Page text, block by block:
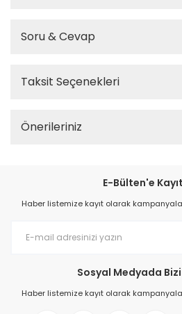
Soru & Cevap
Taksit Seçenekleri
Önerileriniz
E-Bülten'e
Haber listemize kayıt olarak
Sosyal Medyada
Haber listemize kayıt olarak